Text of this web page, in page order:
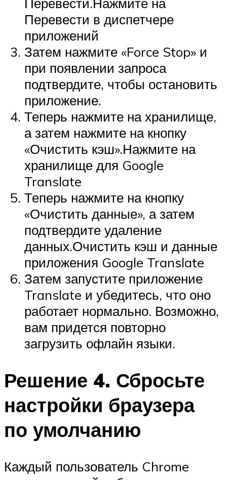
Перевести в диспетчере
приложений
Затем нажмите «Force Stop» и
при появлении запроса
подтвердите, чтобы остановить
приложение.
Теперь нажмите на хранилище,
а затем нажмите на кнопку
«Очистить кэш».Нажмите на
хранилище для Google
Translate
Теперь нажмите на кнопку
«Очистить данные», а затем
подтвердите удаление
данных.Очистить кэш и данные
приложения Google Translate
Затем запустите приложение
Translate и убедитесь, что оно
работает нормально. Возможно,
вам придется повторно
загрузить офлайн языки.
Решение 4. Сбросьте
настройки браузера
по умолчанию
Каждый пользователь Chrome